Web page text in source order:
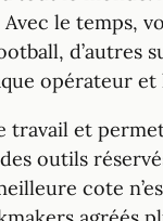
le temps,
d’autres
opérateur et
travail et
outils
cote